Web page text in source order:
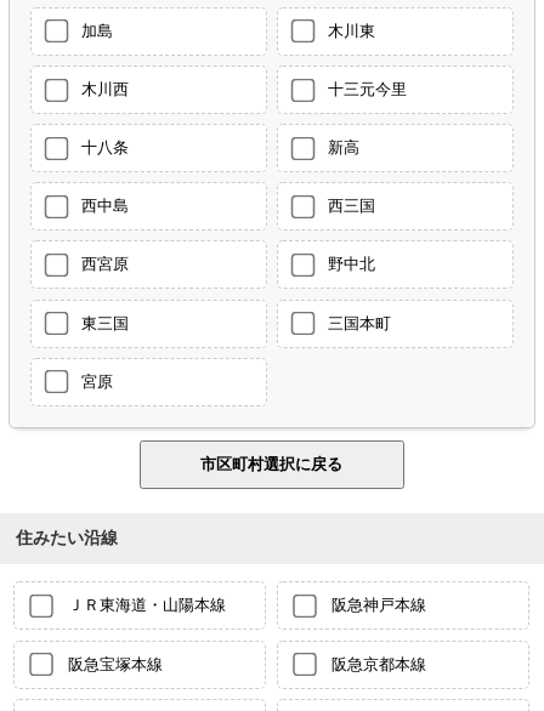
加島 木川東
木川西 十三元今里
十八条 新高
西中島 西三国
西宮原 野中北
東三国 三国本町
宮原
住みたい沿線
ＪＲ東海道・山陽本線 阪急神戸本線
阪急宝塚本線 阪急京都本線